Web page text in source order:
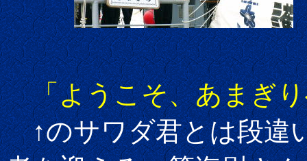
「ようこそ、あまぎり
↑のサワダ君とは段違